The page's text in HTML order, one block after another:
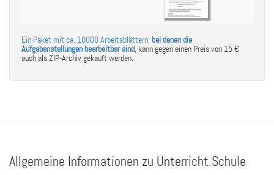
Ein Paket mit ca. 10000 Arbeitsblättern, bei denen die
Aufgabenstellungen bearbeitbar sind, kann gegen einen Preis von 15 €
auch als ZIP-Archiv gekauft werden.
Allgemeine Informationen zu Unterricht.Schule